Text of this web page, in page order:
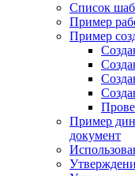
Список
Пример
Пример
Пример
документ